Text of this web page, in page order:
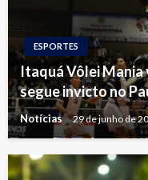
ESPORTES
Itaquá Vôlei Mania
segue invicto no
Notícias 29 de junho de